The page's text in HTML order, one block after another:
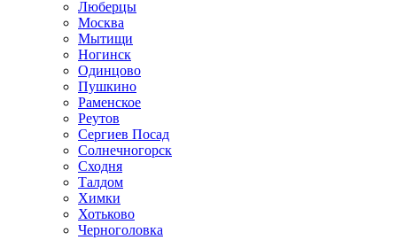
Люберцы
Москва
Мытищи
Ногинск
Одинцово
Пушкино
Раменское
Реутов
Сергиев Посад
Солнечногорск
Сходня
Талдом
Химки
Хотьково
Черноголовка